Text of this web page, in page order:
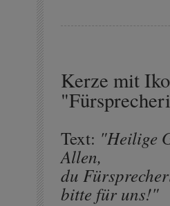
Kerze mit
Text: "Heilige
Allen,
du
bitte für uns!"